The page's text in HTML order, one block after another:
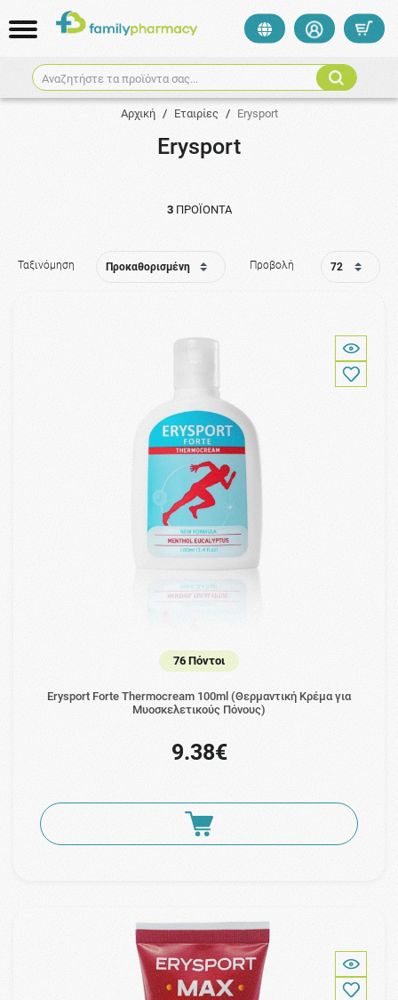
Αναζητήστε τα προϊόντα σας...
Αρχική / Εταιρίες / Erysport
Erysport
3ΠΡΟΪΌΝΤΑ
Ταξινόμηση Προβολή
76 Πόντοι
Erysport Forte Thermocream 100ml (Θερμαντική Κρέμα για
Μυοσκελετικούς Πόνους)
9.38€